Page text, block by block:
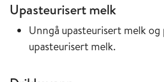
Upasteurisert melk
Unngå upasteurisert melk
upasteurisert melk.